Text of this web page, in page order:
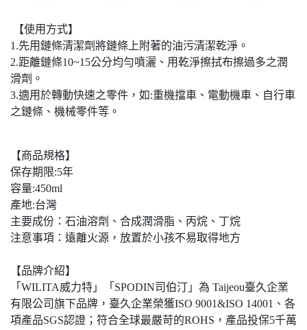
【使用方式】
1.先用鏈條清潔劑將鏈條上附著的油污清潔乾淨。
2.距離鏈條10~15公分均勻噴灑、用乾淨擦拭布擦過多之潤
滑劑。
3.適用於轉動快速之零件，如:重機擋車、電動機車、自行車
之鏈條、機械零件等。
【商品規格】
保存期限:5年
容量:450ml
產地:台灣
主要成份：石油溶劑、合成潤滑脂、丙烷、丁烷
注意事項：遠離火源，放置於小孩不易取得地方
【品牌介紹】
「WILITA威力特」「SPODIN司伯汀」為 Taijeou臺久企業
有限公司旗下品牌，臺久企業榮獲ISO 9001&ISO 14001、各
項產品SGS認證；符合全球最嚴苛的ROHS，產品投保5千萬